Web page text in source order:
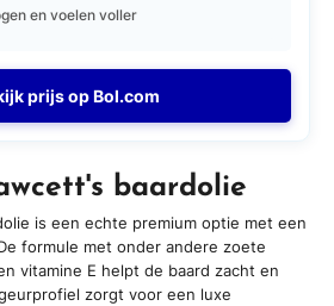
en voelen voller
prijs op Bol.com
baardolie
is een echte premium optie met een
formule met onder andere zoete
vitamine E helpt de baard zacht en
zorgt voor een luxe